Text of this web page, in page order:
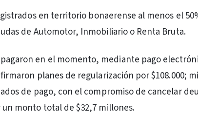
en territorio bonaerense al menos el
de Automotor, Inmobiliario o Renta Bruta.
en el momento, mediante pago
planes de regularización por $108.000;
de pago, con el compromiso de cancelar
monto total de $32,7 millones.